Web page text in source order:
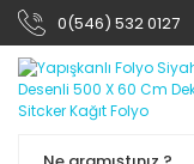
0(546) 532 0127